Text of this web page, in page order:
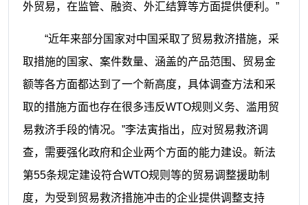
外贸易，在监管、融资、外汇结算等方面提供便利。”
“近年来部分国家对中国采取了贸易救济措施，采
取措施的国家、案件数量、涵盖的产品范围、贸易金
额等各方面都达到了一个新高度，具体调查方法和采
取的措施方面也存在很多违反WTO规则义务、滥用贸
易救济手段的情况。”李法寅指出，应对贸易救济调
查，需要强化政府和企业两个方面的能力建设。新法
第55条规定建设符合WTO规则等的贸易调整援助制
度，为受到贸易救济措施冲击的企业提供调整支持